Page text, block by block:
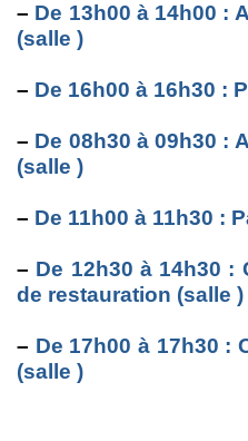
– De 13h00 à 14h00 :
(salle )
– De 16h00 à 16h30 :
– De 08h30 à 09h30 :
(salle )
– De 11h00 à 11h30 :
– De 12h30 à 14h30 :
de restauration (salle )
– De 17h00 à 17h30 :
(salle )